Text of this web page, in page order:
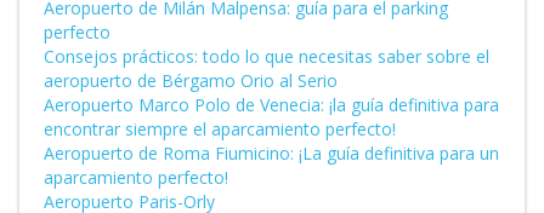
Aeropuerto de Milán Malpensa: guía para el parking
perfecto
Consejos prácticos: todo lo que necesitas saber sobre el
aeropuerto de Bérgamo Orio al Serio
Aeropuerto Marco Polo de Venecia: ¡la guía definitiva para
encontrar siempre el aparcamiento perfecto!
Aeropuerto de Roma Fiumicino: ¡La guía definitiva para un
aparcamiento perfecto!
Aeropuerto Paris-Orly